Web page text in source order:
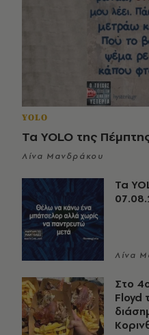
YOLO
Τα YOLO της
Λίνα Μανδράκου
Τα
Λίνα
Στο
Floyd